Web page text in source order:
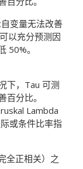
变量无法改善
以充分预测因
50%。
下，Tau 可测
百分比。
Lambda
或条件比率指
全正相关）之